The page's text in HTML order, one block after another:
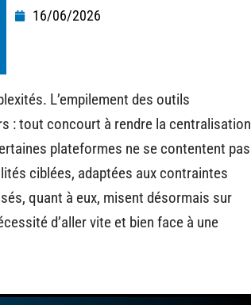
16/06/2026
L’empilement des outils
: tout concourt à rendre la centralisation
plateformes ne se contentent pas
ciblées, adaptées aux contraintes
quant à eux, misent désormais sur
d’aller vite et bien face à une